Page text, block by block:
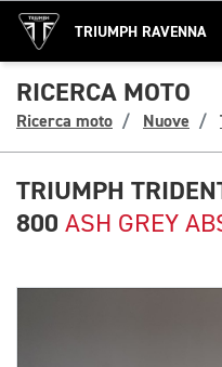
TRIUMPH RAVENNA
RICERCA MOTO
Ricerca moto Nuove
TRIUMPH
800 ASH GREY